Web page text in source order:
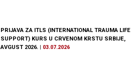
PRIJAVA ZA ITLS (INTERNATIONAL TRAUMA LIFE
SUPPORT) KURS U CRVENOM KRSTU SRBIJE,
AVGUST 2026. | 03.07.2026